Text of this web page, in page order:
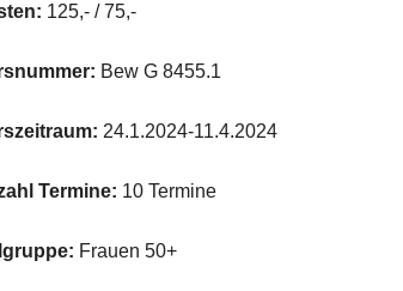
125,- / 75,-
Bew G 8455.1
24.1.2024-11.4.2024
Termine: 10 Termine
Frauen 50+